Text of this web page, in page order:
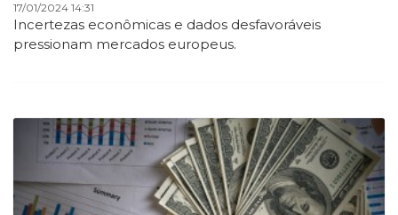
17/01/2024 14:31
Incertezas econômicas e dados desfavoráveis
pressionam mercados europeus.